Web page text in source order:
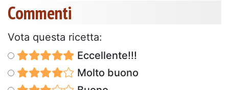
Commenti
Vota questa ricetta:
Eccellente!!!
Molto buono